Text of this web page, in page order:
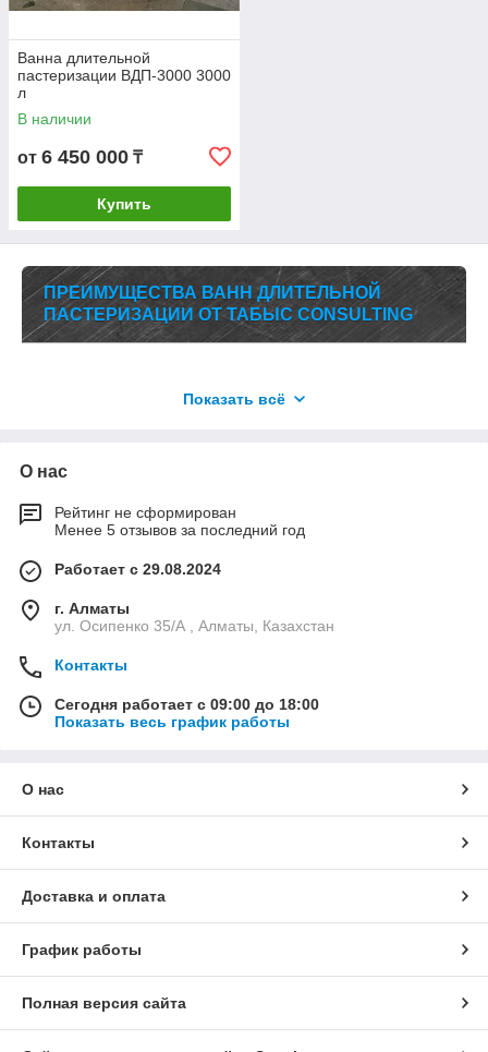
Ванна длительной
пастеризации ВДП-3000 3000
л
В наличии
от 6 450 000 ₸
Купить
ПРЕИМУЩЕСТВА ВАНН ДЛИТЕЛЬНОЙ
ПАСТЕРИЗАЦИИ ОТ ТАБЫС CONSULTING
температуры, что позволяет достичь равномерной
пастеризации молока без перегрева. Это
соответствию санитарным требованиям.
Прочные материалы
высокого качества, что обеспечивает устойчивость к
коррозии и длительный срок службы. Даже при
Энергоэффективность
Показать всё
О нас
Рейтинг не сформирован
Менее 5 отзывов за последний год
Работает с 29.08.2024
г. Алматы
ул. Осипенко 35/А , Алматы, Казахстан
Контакты
Сегодня работает с 09:00 до 18:00
Показать весь график работы
О нас
Контакты
Доставка и оплата
График работы
Полная версия сайта